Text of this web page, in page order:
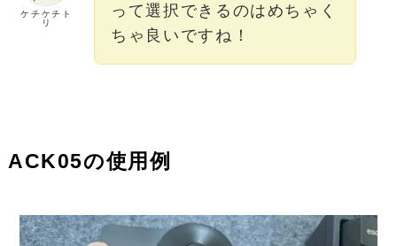
ケチケチト
リ
って選択できるのはめちゃく
ちゃ良いですね！
ACK05の使用例